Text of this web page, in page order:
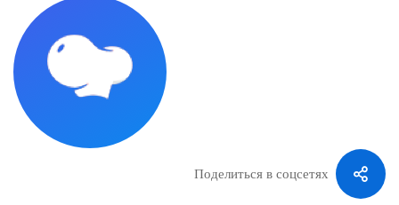
plugin-
vc
Поделиться в соцсетях